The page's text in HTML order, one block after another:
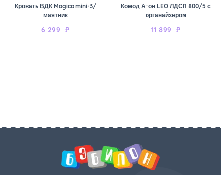
Кровать ВДК Magico mini-3/
маятник
6 299 ₽
Комод Атон LEO ЛДСП 800/5 с
органайзером
11 899 ₽